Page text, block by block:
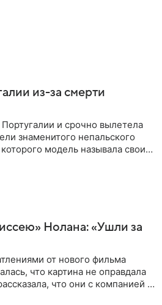
из-за смерти
и срочно вылетела
знаменитого непальского
модель называла своим
Нолана: «Ушли за
от нового фильма
что картина не оправдала
что они с компанией не